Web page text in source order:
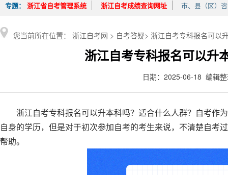
专题： 浙江省自考管理系统 浙江自考成绩查询网址 市、县（区）
您当前所在位置： 浙江自考网 > 自考答疑> 浙江自考专科报名可以
浙江自考专科报名可以升
日期：2025-06-18 编辑
浙江自考专科报名可以升本科吗？适合什么人群？自考作
自身的学历，但是对于初次参加自考的考生来说，不清楚自考
帮助。